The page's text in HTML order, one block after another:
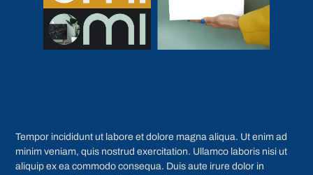
Tempor incididunt ut labore et dolore magna aliqua. Ut enim ad
minim veniam, quis nostrud exercitation. Ullamco laboris nisi ut
aliquip ex ea commodo consequa. Duis aute irure dolor in